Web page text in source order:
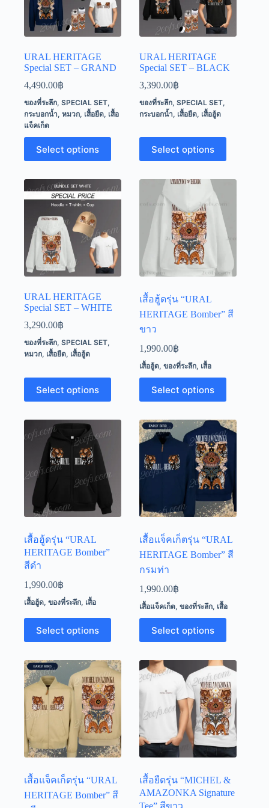
URAL HERITAGE
Special SET – GRAND
4,490.00฿
ของที่ระลึก, SPECIAL SET,
กระบอกน้ำ, หมวก, เสื้อยืด, เสื้อ
แจ็คเก็ต
Select options
This
product
has
variants.
may
chosen
on
the
product
URAL HERITAGE
Special SET – BLACK
3,390.00฿
ของที่ระลึก,SPECIAL SET,
กระบอกน้ำ, เสื้อยืด, เสื้อฮู้ด
Select options
This
product
has
variants.
options
may
chosen
on
the
product
URAL HERITAGE
Special SET – WHITE
3,290.00฿
ของที่ระลึก, SPECIAL SET,
หมวก, เสื้อยืด, เสื้อฮู้ด
Select options
This
product
has
variants.
The
options
chosen
the
product
เสื้อฮู้ดรุ่น “URAL
HERITAGE Bomber” สี
ขาว
1,990.00฿
เสื้อฮู้ด,ของที่ระลึก, เสื้อ
Select options
This
product
has
variants.
The
options
may
be
chosen
the
product
เสื้อฮู้ดรุ่น “URAL
HERITAGE Bomber”
สีดำ
1,990.00฿
เสื้อฮู้ด, ของที่ระลึก, เสื้อ
Select options
This
product
has
variants.
The
options
may
be
chosen
on
the
product
เสื้อแจ็คเก็ตรุ่น “URAL
HERITAGE Bomber” สี
กรมท่า
1,990.00฿
เสื้อแจ็คเก็ต,ของที่ระลึก, เสื้อ
Select options
This
product
has
variants.
The
options
be
chosen
on
the
product
เสื้อแจ็คเก็ตรุ่น “URAL
HERITAGE Bomber” สี
เสื้อยืดรุ่น “MICHEL &
AMAZONKA Signature